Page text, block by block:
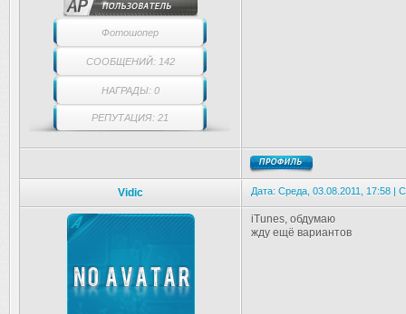
Фотошопер
СООБЩЕНИЙ: 142
НАГРАДЫ: 0
РЕПУТАЦИЯ: 21
Vidic Дата: Среда, 03.08.2011, 17:58 |
iTunes, обдумаю
жду ещё вариантов